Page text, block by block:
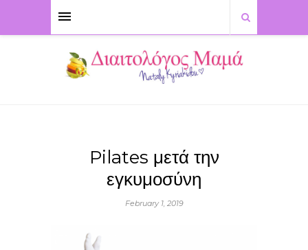
Pilates μετά την
εγκυμοσύνη
February 1, 2019